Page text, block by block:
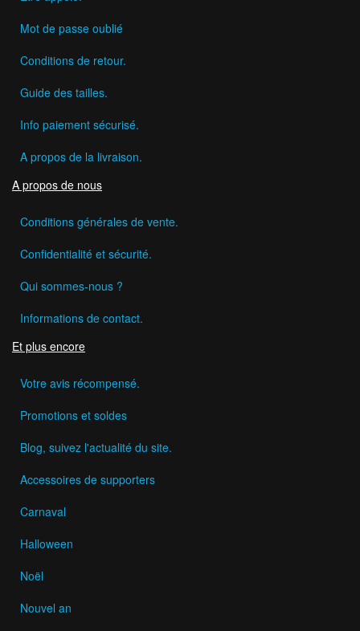
Mot de passe oublié
Conditions de retour.
Guide des tailles.
Info paiement sécurisé.
A propos de la livraison.
A propos de nous
Conditions générales de vente.
Confidentialité et sécurité.
Qui sommes-nous ?
Informations de contact.
Et plus encore
Votre avis récompensé.
Promotions et soldes
Blog, suivez l'actualité du site.
Accessoires de supporters
Carnaval
Halloween
Noël
Nouvel an